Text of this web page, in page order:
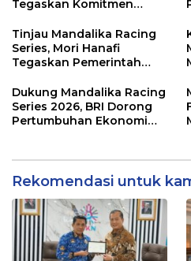
Tegaskan Komitmen
Dampak Ekonomi
Kawasan
Tinjau Mandalika Racing
Series, Mori Hanafi
Tegaskan Pemerintah
NTB
Dukung Mandalika Racing
Series 2026, BRI Dorong
Pertumbuhan Ekonomi
Rekomendasi untuk